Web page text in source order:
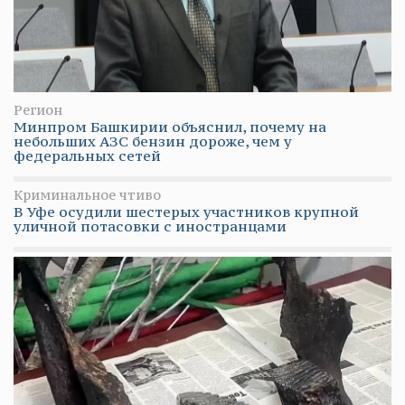
Регион
Минпром Башкирии объяснил, почему на
небольших АЗС бензин дороже, чем у
федеральных сетей
Криминальное чтиво
В Уфе осудили шестерых участников крупной
уличной потасовки с иностранцами